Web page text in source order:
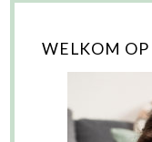
WELKOM